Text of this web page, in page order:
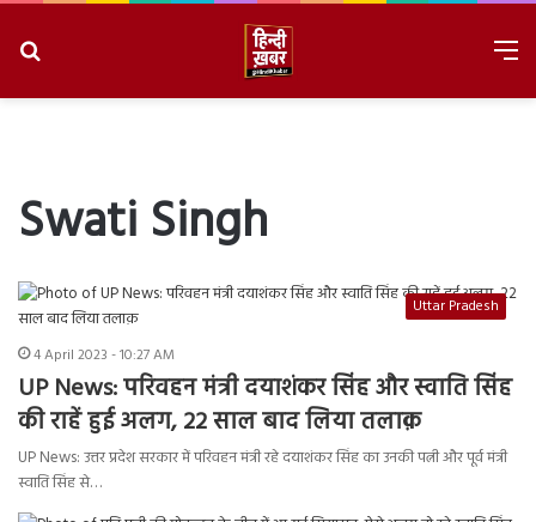
Swati Singh
Uttar Pradesh
4 April 2023 - 10:27 AM
UP News: परिवहन मंत्री दयाशंकर सिंह और स्वाति सिंह
की राहें हुई अलग, 22 साल बाद लिया तलाक़
UP News: उत्तर प्रदेश सरकार में परिवहन मंत्री रहे दयाशंकर सिंह का उनकी पत्नी और पूर्व मंत्री
स्वाति सिंह से…